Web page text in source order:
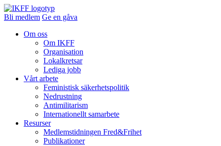
Bli medlem Ge en gåva
Om oss
Om IKFF
Organisation
Lokalkretsar
Lediga jobb
Vårt arbete
Feministisk säkerhetspolitik
Nedrustning
Antimilitarism
Internationellt samarbete
Resurser
Medlemstidningen Fred&Frihet
Publikationer